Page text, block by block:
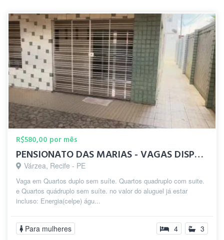
R$580,00 por mês
PENSIONATO DAS MARIAS - VAGAS DISPONÍVEL
Várzea, Recife - PE
Vaga em Quartos duplo sem suíte. Quartos quadruplo com suite.
e Quartos quádruplo sem suíte. no valor do aluguel já estar
incluso: Energia(celpe) águ...
Para mulheres 4 3